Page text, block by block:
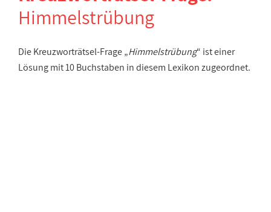
Himmelstrübung
Die Kreuzworträtsel-Frage „Himmelstrübung“ ist einer
Lösung mit 10 Buchstaben in diesem Lexikon zugeordnet.